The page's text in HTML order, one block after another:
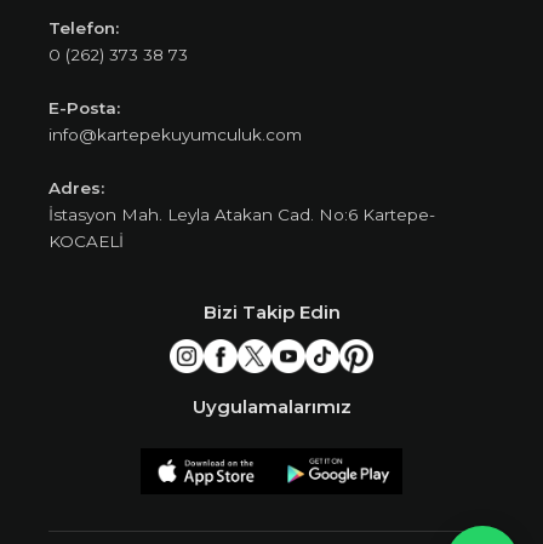
Telefon:
0 (262) 373 38 73
E-Posta:
info@kartepekuyumculuk.com
Adres:
İstasyon Mah. Leyla Atakan Cad. No:6 Kartepe-
KOCAELİ
Bizi Takip Edin
Uygulamalarımız